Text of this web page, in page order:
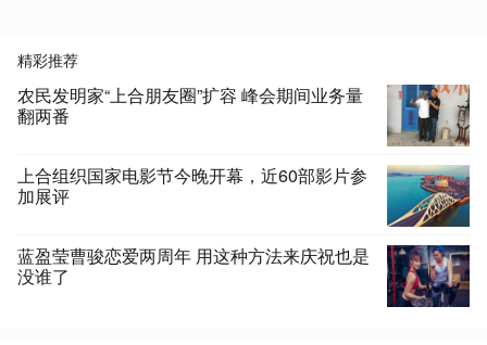
精彩推荐
农民发明家“上合朋友圈”扩容 峰会期间业务量
翻两番
上合组织国家电影节今晚开幕，近60部影片参
加展评
蓝盈莹曹骏恋爱两周年 用这种方法来庆祝也是
没谁了